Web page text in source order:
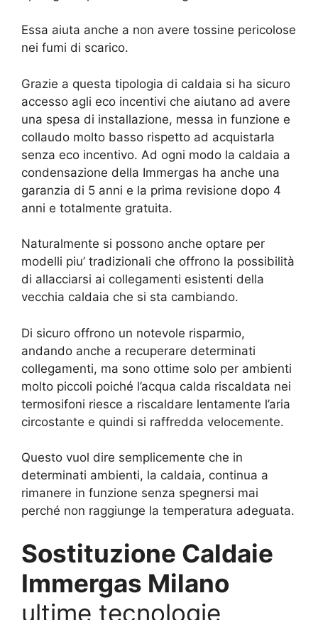
Essa aiuta anche a non avere tossine pericolose
nei fumi di scarico.
Grazie a questa tipologia di caldaia si ha sicuro
accesso agli eco incentivi che aiutano ad avere
una spesa di installazione, messa in funzione e
collaudo molto basso rispetto ad acquistarla
senza eco incentivo. Ad ogni modo la caldaia a
condensazione della Immergas ha anche una
garanzia di 5 anni e la prima revisione dopo 4
anni e totalmente gratuita.
Naturalmente si possono anche optare per
modelli piu’ tradizionali che offrono la possibilità
di allacciarsi ai collegamenti esistenti della
vecchia caldaia che si sta cambiando.
Di sicuro offrono un notevole risparmio,
andando anche a recuperare determinati
collegamenti, ma sono ottime solo per ambienti
molto piccoli poiché l’acqua calda riscaldata nei
termosifoni riesce a riscaldare lentamente l’aria
circostante e quindi si raffredda velocemente.
Questo vuol dire semplicemente che in
determinati ambienti, la caldaia, continua a
rimanere in funzione senza spegnersi mai
perché non raggiunge la temperatura adeguata.
Sostituzione Caldaie
Immergas Milano
ultime tecnologie